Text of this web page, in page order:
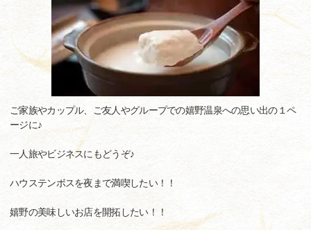
ご家族やカップル、ご友人やグループでの嬉野温泉への思い出の１ペ
ージに♪
一人旅やビジネスにもどうぞ♪
ハウステンボスを夜まで満喫したい！！
嬉野の美味しいお店を開拓したい！！